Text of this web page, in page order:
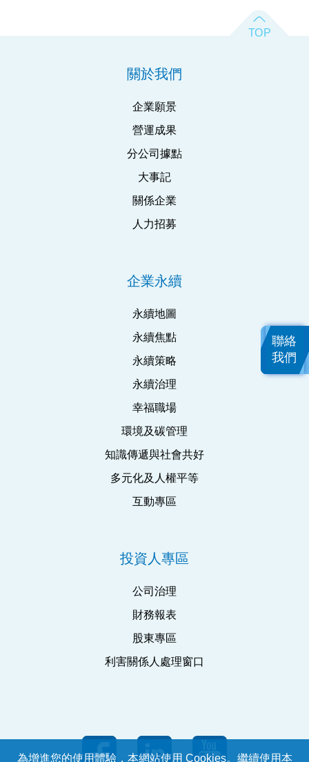
關於我們
企業願景
營運成果
分公司據點
大事記
關係企業
人力招募
企業永續
永續地圖
永續焦點
永續策略
永續治理
幸福職場
環境及碳管理
知識傳遞與社會共好
多元化及人權平等
互動專區
投資人專區
公司治理
財務報表
股東專區
利害關係人處理窗口
為增進您的使用體驗，本網站使用 Cookies。繼續使用本
聯絡
我們